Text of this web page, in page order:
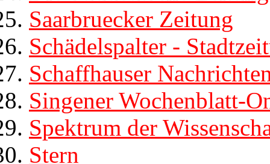
Saarbruecker Zeitung
Schädelspalter -
Schaffhauser
Singener Wochenblatt-
Spektrum der
Stern